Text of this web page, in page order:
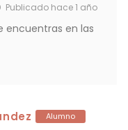
Publicado hace 1 año
encuentras en las
Alumno